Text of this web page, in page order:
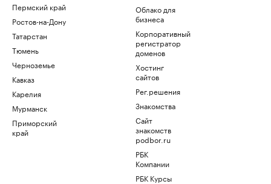
Пермский край
Ростов-на-Дону
Татарстан
Тюмень
Черноземье
Кавказ
Карелия
Мурманск
Приморский
край
Облако для
бизнеса
Корпоративный
регистратор
доменов
Хостинг
сайтов
Рег.решения
Знакомства
Сайт
знакомств
podbor.ru
РБК
Компании
РБК Курсы